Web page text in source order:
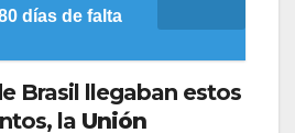
días de falta
Brasil llegaban estos
la Unión